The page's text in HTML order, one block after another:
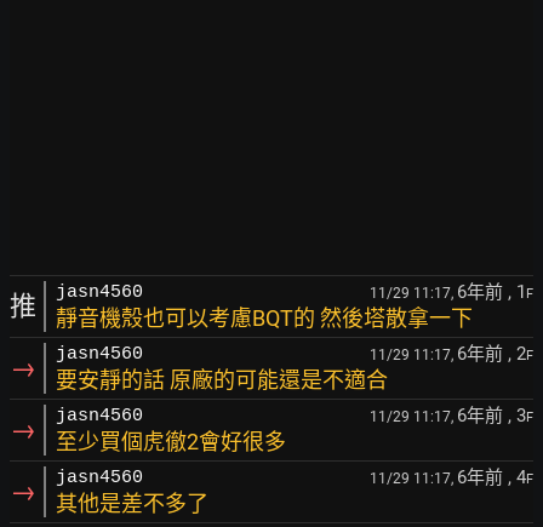
推 jasn4560 11/29 11:17, 6年前 , 1 F
靜音機殼也可以考慮BQT的 然後塔散拿一下
→ jasn4560 11/29 11:17, 6年前 , 2F
要安靜的話 原廠的可能還是不適合
→ jasn4560 11/29 11:17, 6年前 , 3F
至少買個虎徹2會好很多
→ jasn4560 11/29 11:17, 6年前 , 4F
其他是差不多了